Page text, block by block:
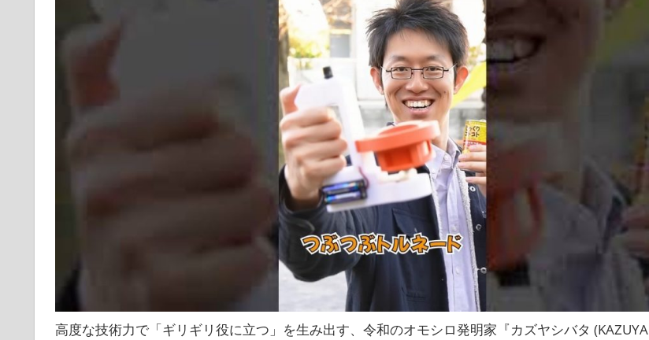
高度な技術力で「ギリギリ役に立つ」を生み出す、令和のオモシロ発明家『カズヤシバタ (KAZUYA